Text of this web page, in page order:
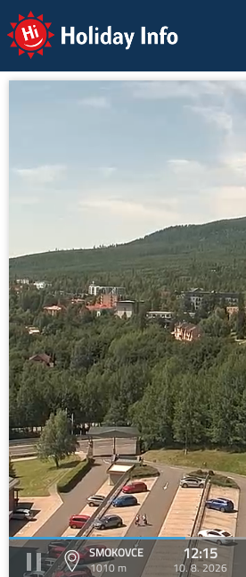
Holiday Info
SMOKOVCE
1010 m
12:15
10. 8. 2026